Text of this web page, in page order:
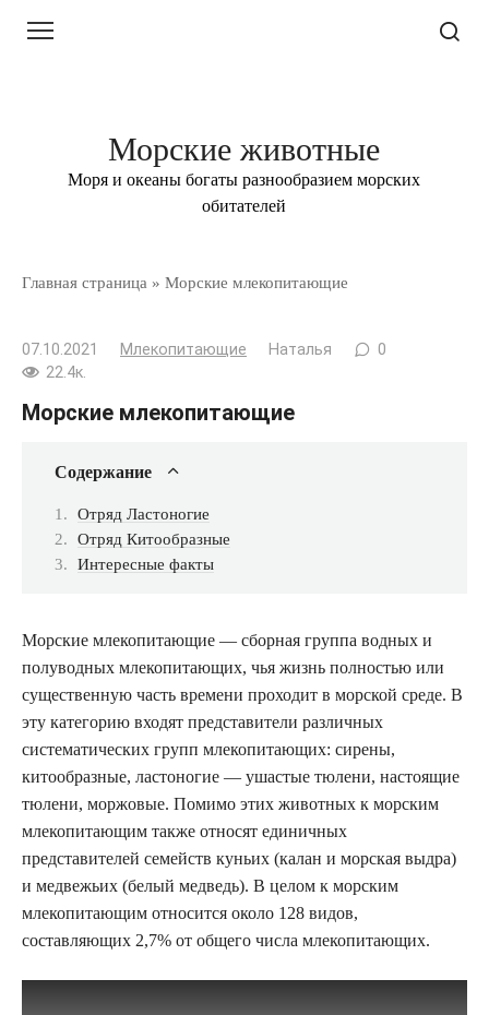
Морские животные
Моря и океаны богаты разнообразием морских
обитателей
Главная страница » Морские млекопитающие
07.10.2021 Млекопитающие Наталья
0
22.4к.
Морские млекопитающие
Содержание
Отряд Ластоногие
Отряд Китообразные
Интересные факты
Морские млекопитающие — сборная группа водных и
полуводных млекопитающих, чья жизнь полностью или
существенную часть времени проходит в морской среде. В
эту категорию входят представители различных
систематических групп млекопитающих: сирены,
китообразные, ластоногие — ушастые тюлени, настоящие
тюлени, моржовые. Помимо этих животных к морским
млекопитающим также относят единичных
представителей семейств куньих (калан и морская выдра)
и медвежьих (белый медведь). В целом к морским
млекопитающим относится около 128 видов,
составляющих 2,7% от общего числа млекопитающих.